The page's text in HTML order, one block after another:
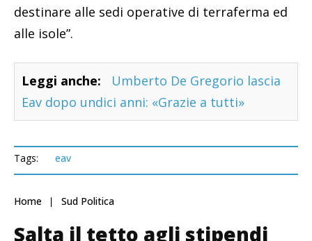
destinare alle sedi operative di terraferma ed
alle isole”.
Leggi anche:
Umberto De Gregorio lascia
Eav dopo undici anni: «Grazie a tutti»
Tags: eav
Home Sud Politica
Salta il tetto agli stipendi